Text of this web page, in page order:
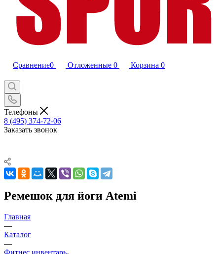
Сравнение0 Отложенные 0 Корзина 0
Телефоны
8 (495) 374-72-06
Заказать звонок
Ремешок для йоги Atemi
Главная
—
Каталог
—
Фитнес инвентарь